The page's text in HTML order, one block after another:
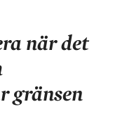
när det
gränsen